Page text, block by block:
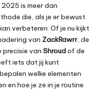
2025 is meer dan
die, als je er bewust
verbeteren. Of je nu kijkt
van ZackRawrr, de
precisie van Shroudof de
iets dat jij kunt
welke elementen
en hoe je ze in je routine